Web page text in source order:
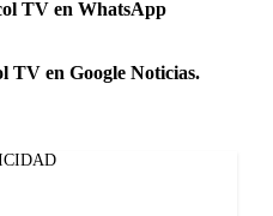
TV en WhatsApp
TV en Google Noticias.